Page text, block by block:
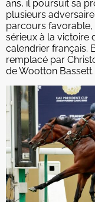
ans, il poursuit sa
plusieurs
parcours favorable,
sérieux à la victoire
calendrier français.
remplacé par
de Wootton Bassett.